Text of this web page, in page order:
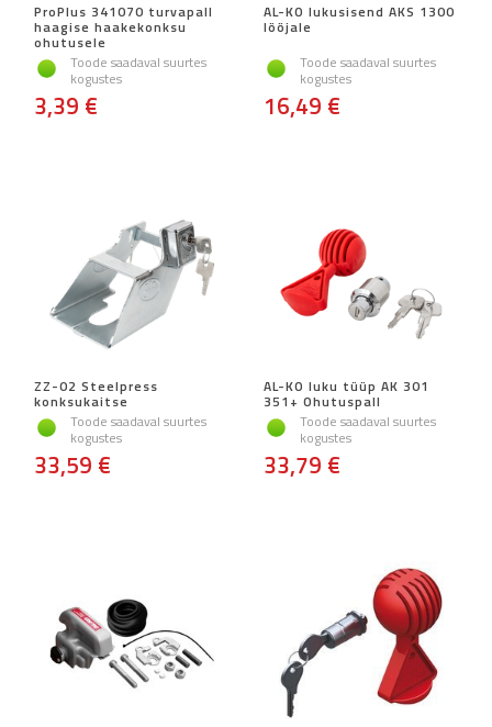
ProPlus 341070 turvapall
haagise haakekonksu
ohutusele
Toode saadaval suurtes
kogustes
3,39 €
AL-KO lukusisend AKS 1300
lööjale
Toode saadaval suurtes
kogustes
16,49 €
ZZ-02 Steelpress
konksukaitse
Toode saadaval suurtes
kogustes
33,59 €
AL-KO luku tüüp AK 301
351+ Ohutuspall
Toode saadaval suurtes
kogustes
33,79 €